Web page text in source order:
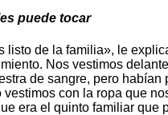
puede tocar
de la familia», le
Nos vestimos
de sangre, pero habían
con la ropa que
era el quinto familiar que